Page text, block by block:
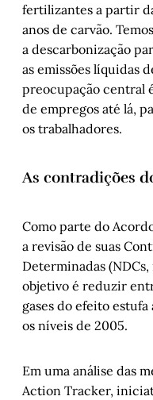
fertilizantes a partir
anos de carvão.
a descarbonização
as emissões líquidas
preocupação central
de empregos até lá,
os trabalhadores.
As contradições
Como parte do
a revisão de suas
Determinadas
objetivo é reduzir
gases do efeito
os níveis de 2005.
Em uma análise das
Action Tracker,